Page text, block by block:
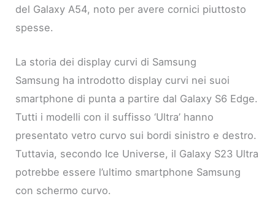
del Galaxy A54, noto per avere cornici piuttosto
spesse.
La storia dei display curvi di Samsung
Samsung ha introdotto display curvi nei suoi
smartphone di punta a partire dal Galaxy S6 Edge.
Tutti i modelli con il suffisso ‘Ultra’ hanno
presentato vetro curvo sui bordi sinistro e destro.
Tuttavia, secondo Ice Universe, il Galaxy S23 Ultra
potrebbe essere l’ultimo smartphone Samsung
con schermo curvo.